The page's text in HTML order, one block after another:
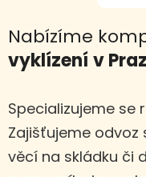
Nabízíme
vyklízení v
Specializujeme se
Zajišťujeme odvoz
věcí na skládku či